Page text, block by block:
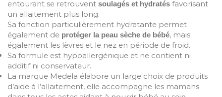
entourant se retrouvent soulagés et hydratés favorisant
un allaitement plus long.
Sa fonction particulièrement hydratante permet
également de protéger la peau sèche de bébé, mais
également les lèvres et le nez en période de froid.
Sa formule est hypoallergénique et ne contient ni
additif ni conservateur.
La marque Medela élabore un large choix de produits
d’aide à l’allaitement, elle accompagne les mamans